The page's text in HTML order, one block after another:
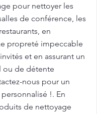
pour nettoyer les
de conférence, les
en
propreté impeccable
et en assurant un
ou de détente
nous pour un
!. En
de nettoyage